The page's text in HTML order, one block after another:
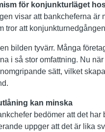
för konjunkturläget
visar att bankcheferna är
tror att
bilden tyvärr. Många
i så stor omfattning. Nu
sätt, vilket
kan minska
bedömer att det
uppger att det är lika